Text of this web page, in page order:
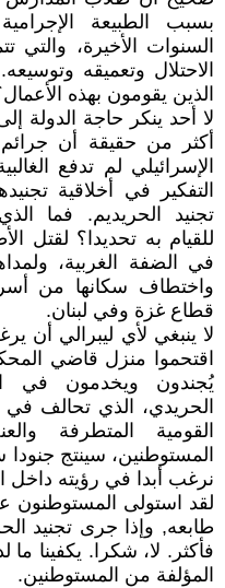
بسبب الطبيعة
السنوات الأخيرة،
الاحتلال وتعميقه
الذين يقومون بهذه
لا أحد ينكر حاجة الدولة
أكثر من حقيقة أن
الإسرائيلي لم تدفع
التفكير في أخلاقية
تجنيد الحريديم. فما
للقيام به تحديدا؟ لقتل
في الضفة الغربية،
واختطاف سكانها من
قطاع غزة وفي لبنان.
لا ينبغي لأي ليبرالي أن
اقتحموا منزل قاضي
يُجندون ويخدمون في
الحريدي، الذي تحالف في
القومية المتطرفة
المستوطنين، سينتج جنودا
نرغب أبدا في رؤيته داخل
لقد استولى المستوطنون
طابعه, وإذا جرى تجنيد
فأكثر. لا، شكرا. يكفينا ما
المؤلفة من المستوطنين.